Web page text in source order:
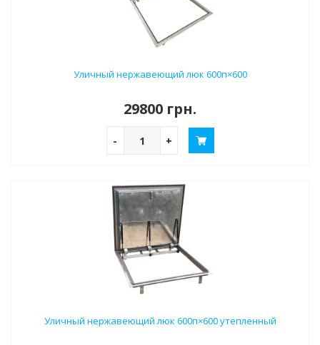
Уличный нержавеющий люк 600п×600
29800 грн.
- +
Уличный нержавеющий люк 600п×600 утепленный